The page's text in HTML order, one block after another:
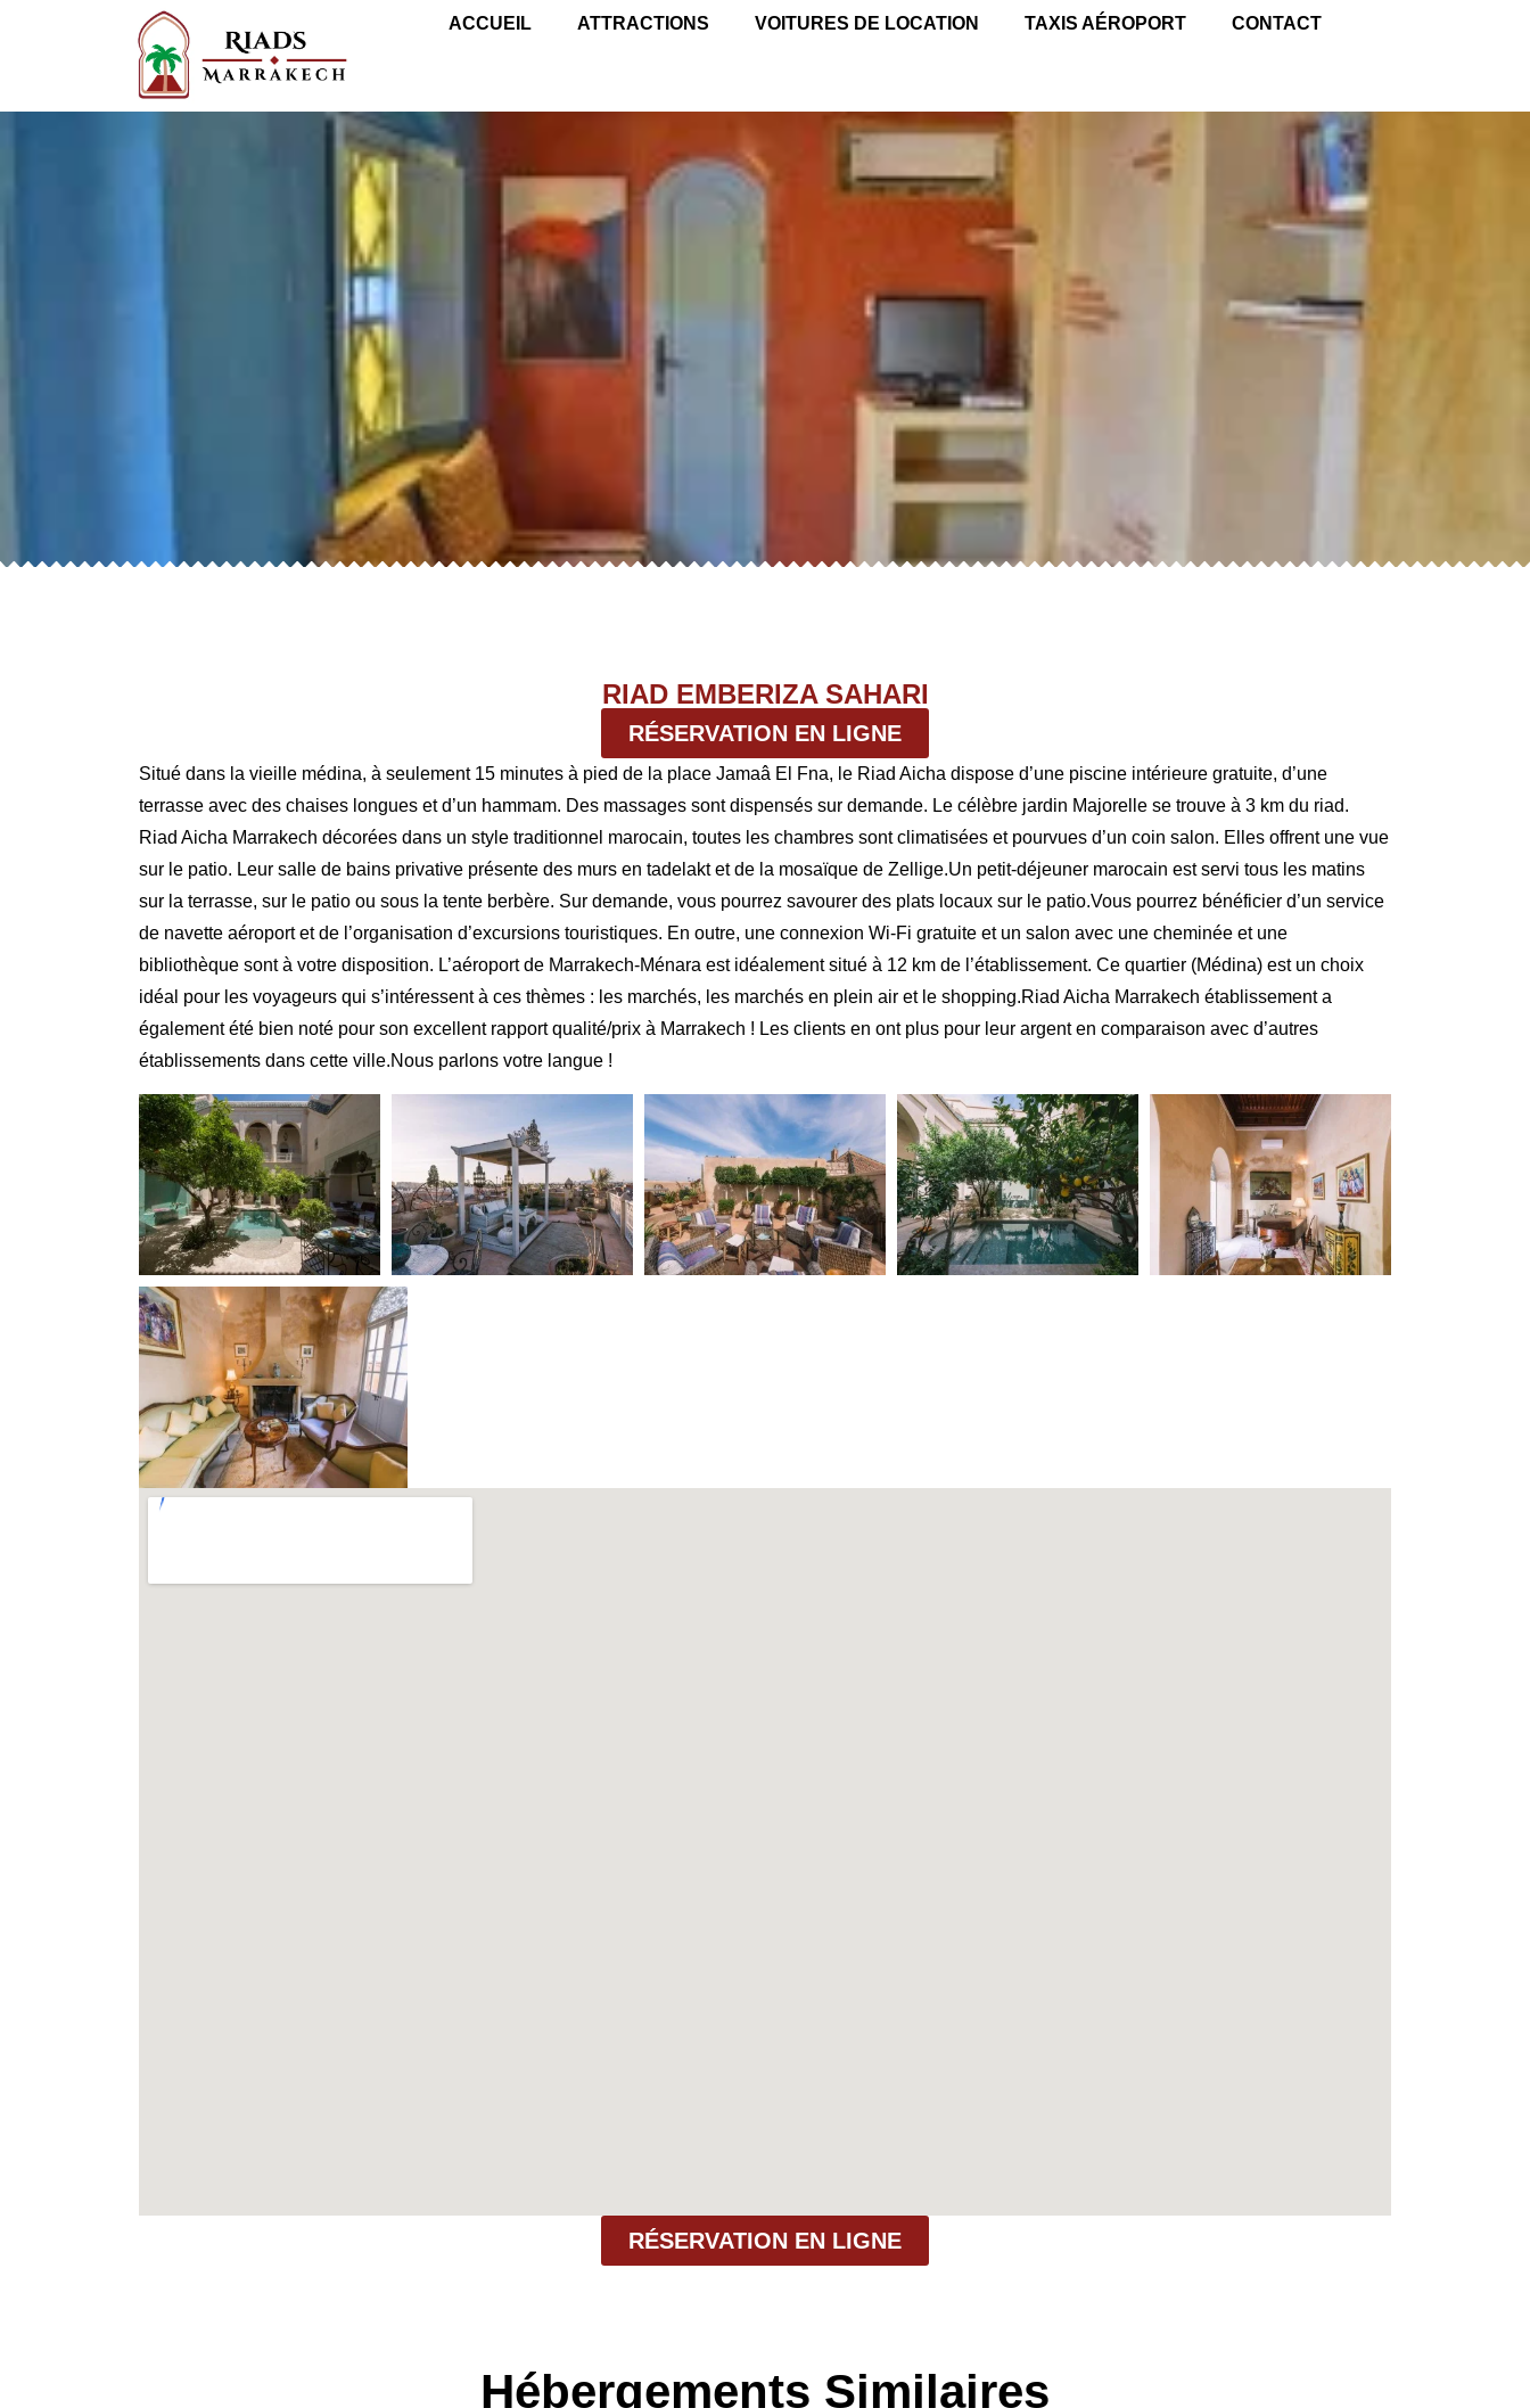
ACCUEIL ATTRACTIONS VOITURES DE LOCATION TAXIS AÉROPORT CONTACT
RIAD EMBERIZA SAHARI
RÉSERVATION EN LIGNE
Situé dans la vieille médina, à seulement 15 minutes à pied de la place Jamaâ El Fna, le Riad Aicha dispose d’une piscine intérieure gratuite, d’une
terrasse avec des chaises longues et d’un hammam. Des massages sont dispensés sur demande. Le célèbre jardin Majorelle se trouve à 3 km du riad.
Riad Aicha Marrakech décorées dans un style traditionnel marocain, toutes les chambres sont climatisées et pourvues d’un coin salon. Elles offrent une vue
sur le patio. Leur salle de bains privative présente des murs en tadelakt et de la mosaïque de Zellige.Un petit-déjeuner marocain est servi tous les matins
sur la terrasse, sur le patio ou sous la tente berbère. Sur demande, vous pourrez savourer des plats locaux sur le patio.Vous pourrez bénéficier d’un service
de navette aéroport et de l’organisation d’excursions touristiques. En outre, une connexion Wi-Fi gratuite et un salon avec une cheminée et une
bibliothèque sont à votre disposition. L’aéroport de Marrakech-Ménara est idéalement situé à 12 km de l’établissement. Ce quartier (Médina) est un choix
idéal pour les voyageurs qui s’intéressent à ces thèmes : les marchés, les marchés en plein air et le shopping.Riad Aicha Marrakech établissement a
également été bien noté pour son excellent rapport qualité/prix à Marrakech ! Les clients en ont plus pour leur argent en comparaison avec d’autres
établissements dans cette ville.Nous parlons votre langue !
RÉSERVATION EN LIGNE
Hébergements Similaires